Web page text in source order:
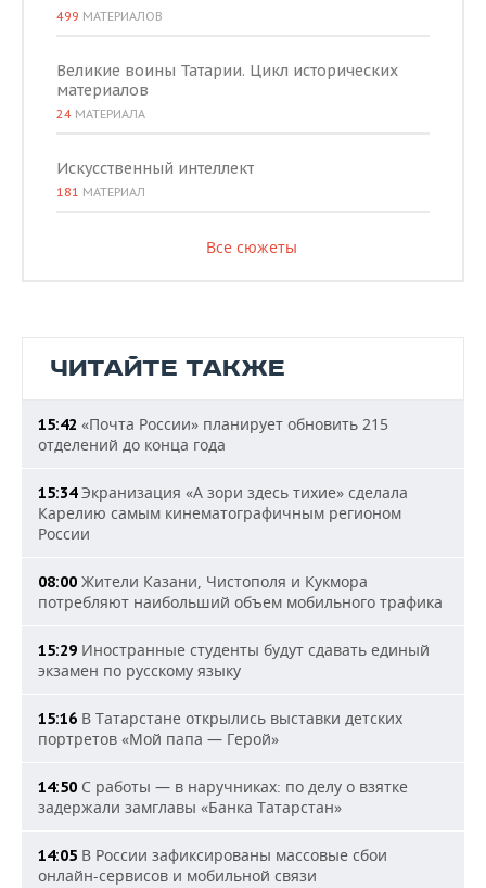
499 МАТЕРИАЛОВ
Великие воины Татарии. Цикл исторических
материалов
24 МАТЕРИАЛА
Искусственный интеллект
181 МАТЕРИАЛ
Все сюжеты
ЧИТАЙТЕ ТАКЖЕ
15:42 «Почта России» планирует обновить 215
отделений до конца года
15:34Экранизация «А зори здесь тихие» сделала
Карелию самым кинематографичным регионом
России
08:00 Жители Казани, Чистополя и Кукмора
потребляют наибольший объем мобильного трафика
15:29 Иностранные студенты будут сдавать единый
экзамен по русскому языку
15:16 В Татарстане открылись выставки детских
портретов «Мой папа — Герой»
14:50 С работы — в наручниках: по делу о взятке
задержали замглавы «Банка Татарстан»
14:05 В России зафиксированы массовые сбои
онлайн-сервисов и мобильной связи